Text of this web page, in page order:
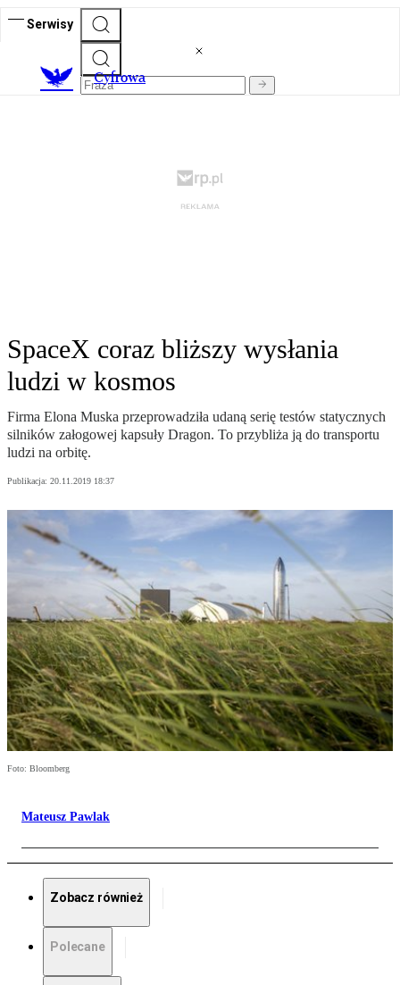
Serwisy
Cyfrowa
SpaceX coraz bliższy wysłania
ludzi w kosmos
Firma Elona Muska przeprowadziła udaną serię testów statycznych
silników załogowej kapsuły Dragon. To przybliża ją do transportu
ludzi na orbitę.
Publikacja: 20.11.2019 18:37
Foto: Bloomberg
Mateusz Pawlak
Zobacz również
Polecane